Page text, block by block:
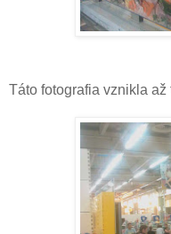
Táto fotografia vznikla až